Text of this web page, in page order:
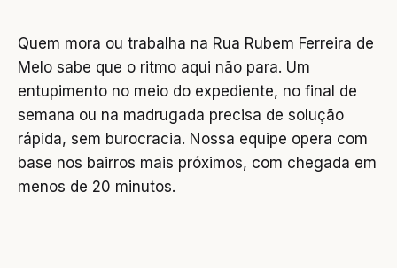
Quem mora ou trabalha na Rua Rubem Ferreira de
Melo sabe que o ritmo aqui não para. Um
entupimento no meio do expediente, no final de
semana ou na madrugada precisa de solução
rápida, sem burocracia. Nossa equipe opera com
base nos bairros mais próximos, com chegada em
menos de 20 minutos.